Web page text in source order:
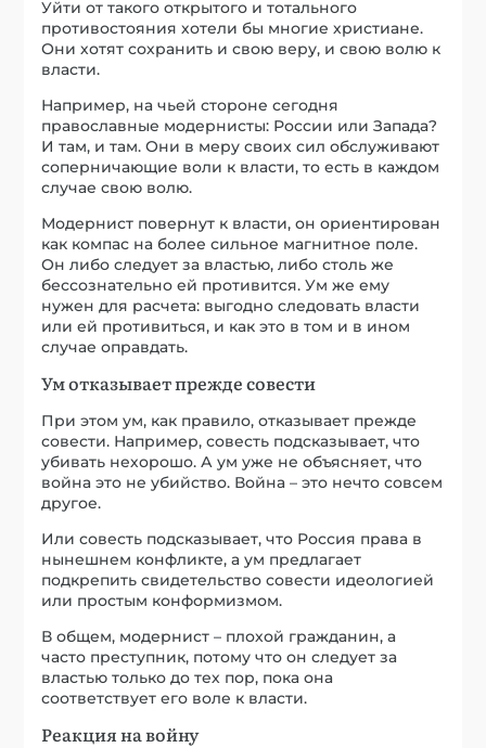
Уйти от такого открытого и тотального
противостояния хотели бы многие христиане.
Они хотят сохранить и свою веру, и свою волю к
власти.
Например, на чьей стороне сегодня
православные модернисты: России или Запада?
И там, и там. Они в меру своих сил обслуживают
соперничающие воли к власти, то есть в каждом
случае свою волю.
Модернист повернут к власти, он ориентирован
как компас на более сильное магнитное поле.
Он либо следует за властью, либо столь же
бессознательно ей противится. Ум же ему
нужен для расчета: выгодно следовать власти
или ей противиться, и как это в том и в ином
случае оправдать.
Ум отказывает прежде совести
При этом ум, как правило, отказывает прежде
совести. Например, совесть подсказывает, что
убивать нехорошо. А ум уже не объясняет, что
война это не убийство. Война – это нечто совсем
другое.
Или совесть подсказывает, что Россия права в
нынешнем конфликте, а ум предлагает
подкрепить свидетельство совести идеологией
или простым конформизмом.
В общем, модернист – плохой гражданин, а
часто преступник, потому что он следует за
властью только до тех пор, пока она
соответствует его воле к власти.
Реакция на войну